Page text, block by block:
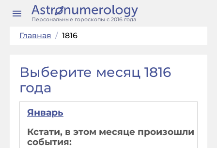
Персональные гороскопы с 2016 года
Главная / 1816
Выберите месяц 1816
года
Январь
Кстати, в этом месяце произошли
события: